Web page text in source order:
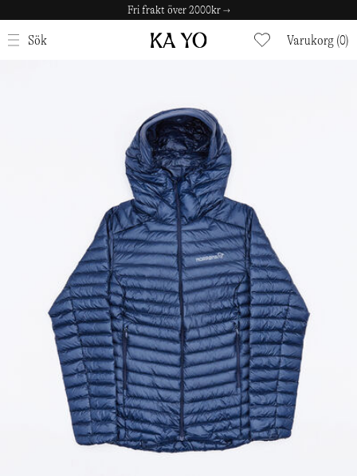
Fri frakt över 2000kr →
Sök Varukorg (0)
STÄNG